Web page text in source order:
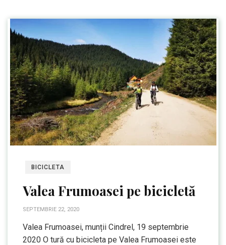
BICICLETA
Valea Frumoasei pe bicicletă
SEPTEMBRIE 22, 2020
Valea Frumoasei, munții Cindrel, 19 septembrie
2020 O tură cu bicicleta pe Valea Frumoasei este